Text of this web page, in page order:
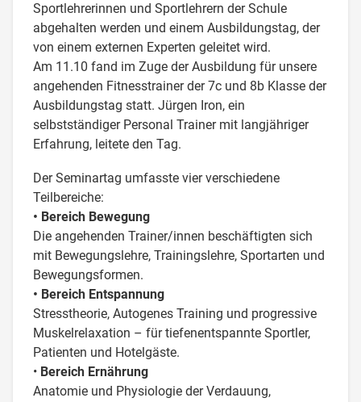
Sportlehrerinnen und Sportlehrern der Schule
abgehalten werden und einem Ausbildungstag, der
von einem externen Experten geleitet wird.
Am 11.10 fand im Zuge der Ausbildung für unsere
angehenden Fitnesstrainer der 7c und 8b Klasse der
Ausbildungstag statt. Jürgen Iron, ein
selbstständiger Personal Trainer mit langjähriger
Erfahrung, leitete den Tag.
Der Seminartag umfasste vier verschiedene
Teilbereiche:
• Bereich Bewegung
Die angehenden Trainer/innen beschäftigten sich
mit Bewegungslehre, Trainingslehre, Sportarten und
Bewegungsformen.
• Bereich Entspannung
Stresstheorie, Autogenes Training und progressive
Muskelrelaxation – für tiefenentspannte Sportler,
Patienten und Hotelgäste.
• Bereich Ernährung
Anatomie und Physiologie der Verdauung,